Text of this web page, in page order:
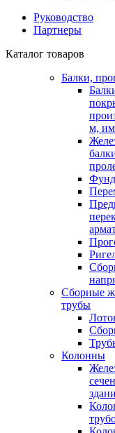
Руководство
Партнеры
Каталог товаров
Балки,
м,
Сборные
трубы
Колонны